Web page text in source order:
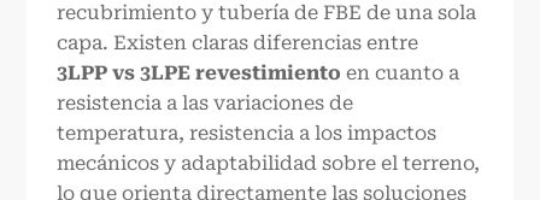
recubrimiento y tubería de FBE de una sola
capa. Existen claras diferencias entre
3LPP vs 3LPE revestimiento en cuanto a
resistencia a las variaciones de
temperatura, resistencia a los impactos
mecánicos y adaptabilidad sobre el terreno,
lo que orienta directamente las soluciones